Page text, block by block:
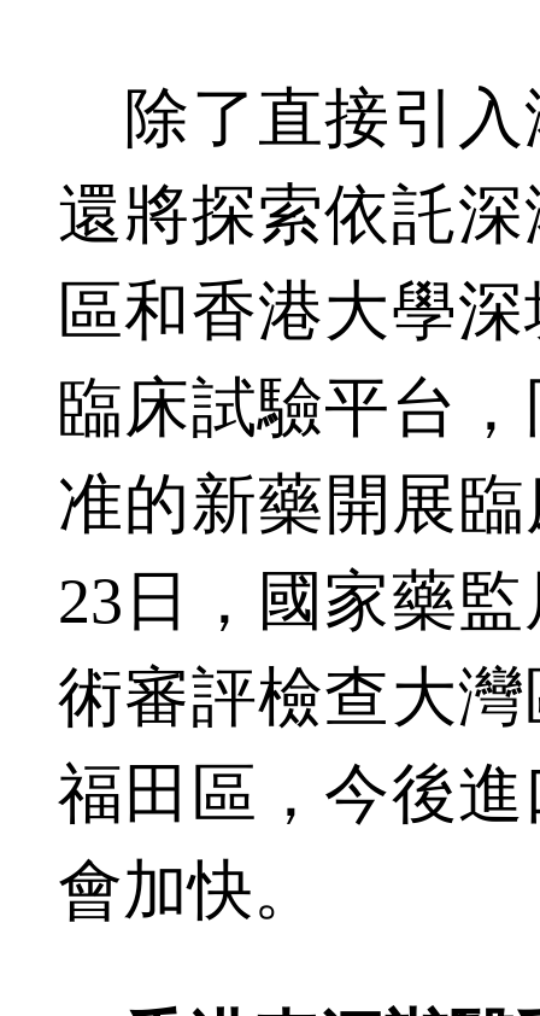
除了直接引入
還將探索依託
區和香港大學
臨床試驗平台
准的新藥開展
23日，國家藥
術審評檢查大
福田區，今後
會加快。